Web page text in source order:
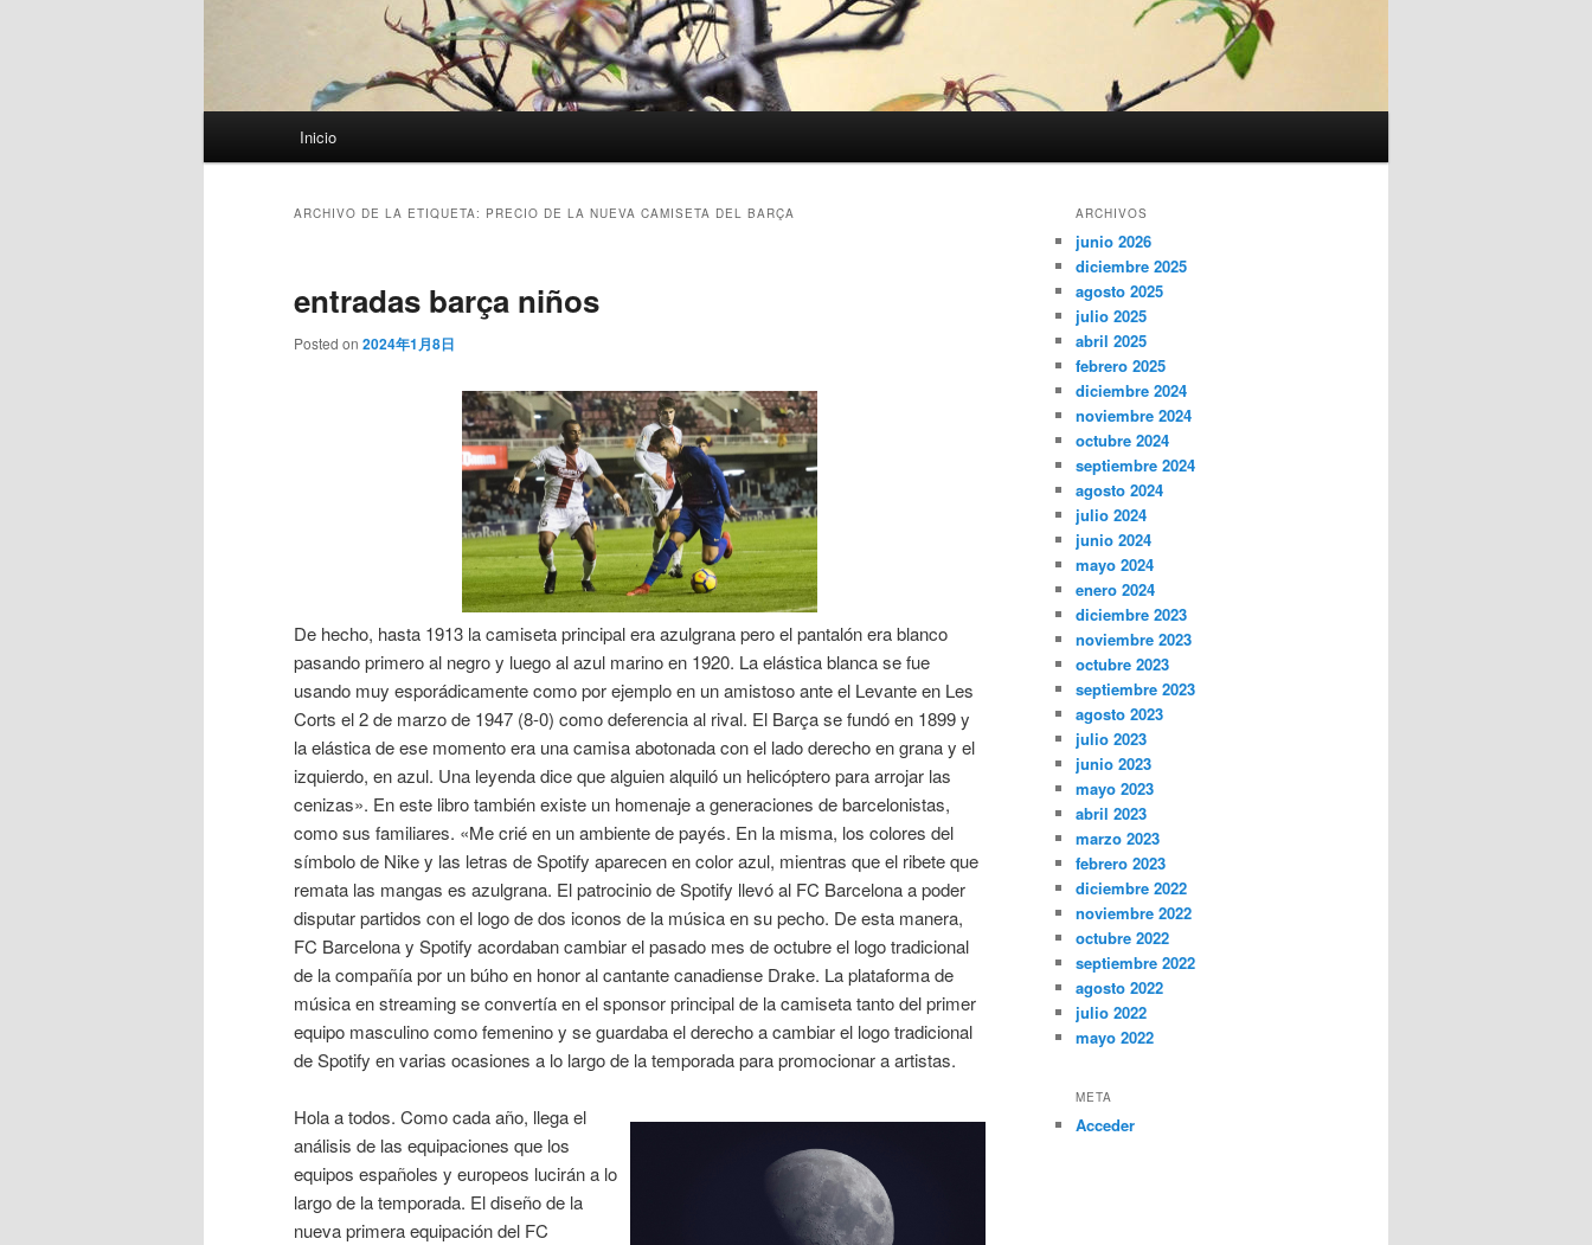
Inicio
ARCHIVO DE LA ETIQUETA: PRECIO DE LA NUEVA CAMISETA DEL BARÇA
entradas barça niños
Posted on 2024年1月8日
De hecho, hasta 1913 la camiseta principal era azulgrana pero el pantalón era blanco
pasando primero al negro y luego al azul marino en 1920. La elástica blanca se fue
usando muy esporádicamente como por ejemplo en un amistoso ante el Levante en Les
Corts el 2 de marzo de 1947 (8-0) como deferencia al rival. El Barça se fundó en 1899 y
la elástica de ese momento era una camisa abotonada con el lado derecho en grana y el
izquierdo, en azul. Una leyenda dice que alguien alquiló un helicóptero para arrojar las
cenizas». En este libro también existe un homenaje a generaciones de barcelonistas,
como sus familiares. «Me crié en un ambiente de payés. En la misma, los colores del
símbolo de Nike y las letras de Spotify aparecen en color azul, mientras que el ribete que
remata las mangas es azulgrana. El patrocinio de Spotify llevó al FC Barcelona a poder
disputar partidos con el logo de dos iconos de la música en su pecho. De esta manera,
FC Barcelona y Spotify acordaban cambiar el pasado mes de octubre el logo tradicional
de la compañía por un búho en honor al cantante canadiense Drake. La plataforma de
música en streaming se convertía en el sponsor principal de la camiseta tanto del primer
equipo masculino como femenino y se guardaba el derecho a cambiar el logo tradicional
de Spotify en varias ocasiones a lo largo de la temporada para promocionar a artistas.
Hola a todos. Como cada año, llega el
análisis de las equipaciones que los
equipos españoles y europeos lucirán a lo
largo de la temporada. El diseño de la
nueva primera equipación del FC
ARCHIVOS
junio 2026
diciembre 2025
agosto 2025
julio 2025
abril 2025
febrero 2025
diciembre 2024
noviembre 2024
octubre 2024
septiembre 2024
agosto 2024
julio 2024
junio 2024
mayo 2024
enero 2024
diciembre 2023
noviembre 2023
octubre 2023
septiembre 2023
agosto 2023
julio 2023
junio 2023
mayo 2023
abril 2023
marzo 2023
febrero 2023
diciembre 2022
noviembre 2022
octubre 2022
septiembre 2022
agosto 2022
julio 2022
mayo 2022
META
Acceder